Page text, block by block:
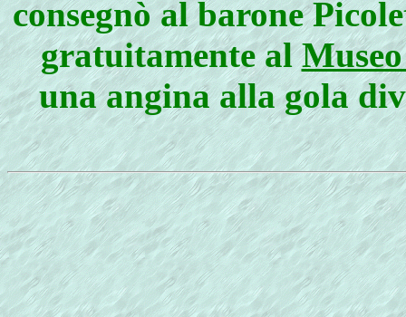
consegnò al barone
gratuitamente al
una angina alla gola